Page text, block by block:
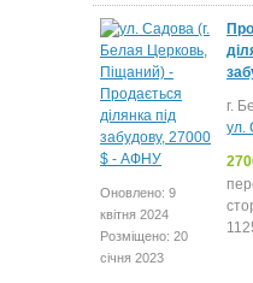
Оновлено: 9
квітня 2024
Розміщено: 20
січня 2023
г.
ул.